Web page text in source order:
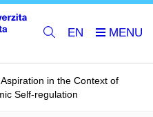
EN
in the Context of
Self-regulation